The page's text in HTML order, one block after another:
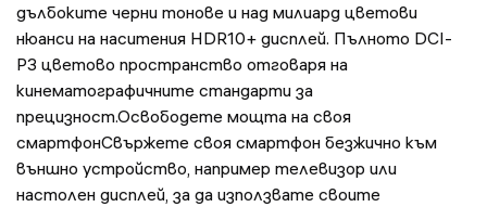
дълбоките черни тонове и над милиард цветови
нюанси на наситения HDR10+ дисплей. Пълното DCI-
P3 цветово пространство отговаря на
кинематографичните стандарти за
прецизност.Освободете мощта на своя
смартфонСвържете своя смартфон безжично към
външно устройство, например телевизор или
настолен дисплей, за да използвате своите